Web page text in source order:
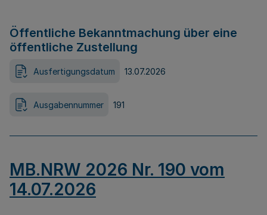
Öffentliche Bekanntmachung über eine
öffentliche Zustellung
Ausfertigungsdatum 13.07.2026
Ausgabennummer 191
MB.NRW 2026 Nr. 190 vom
14.07.2026